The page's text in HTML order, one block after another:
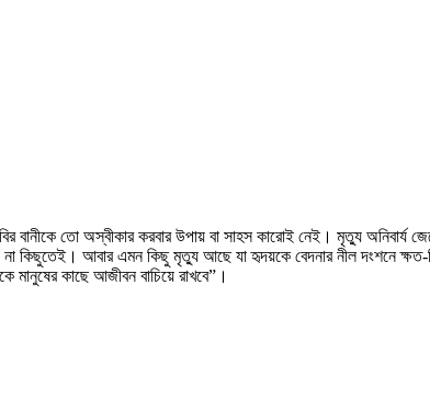
তো অস্বীকার করবার উপায় বা সাহস কারোই নেই। মৃত্যু অনিবার্য
কিছুতেই। আবার এমন কিছু মৃত্যু আছে যা হৃদয়কে বেদনার নীল দংশনে
কাছে আজীবন বাচিয়ে রাখবে”।